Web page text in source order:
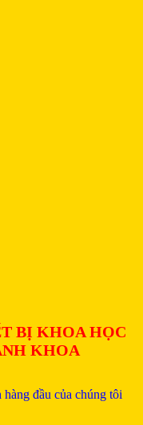
BỊ KHOA HỌC
KHOA
đầu của chúng tôi